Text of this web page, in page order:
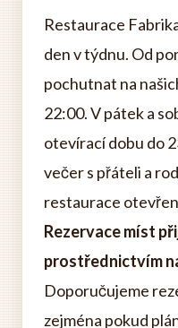
Restaurace
den v týdnu. Od
pochutnat na
22:00. V pátek a
otevírací dobu do
večer s přáteli a
restaurace
Rezervace míst
prostřednictvím
Doporučujeme
zejména pokud